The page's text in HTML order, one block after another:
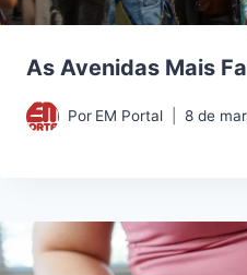
As Avenidas Mais
Por EM Portal 8 de